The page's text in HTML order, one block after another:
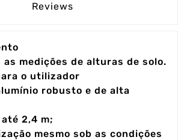
Reviews
medições de alturas de solo.
o utilizador
robusto e de alta
2,4 m;
mesmo sob as condições